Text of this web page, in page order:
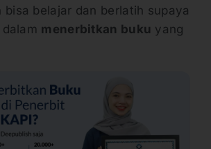
bisa belajar dan berlatih supaya
menerbitkan buku yang